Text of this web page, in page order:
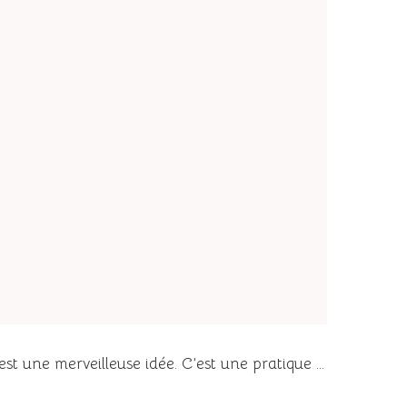
une merveilleuse idée. C’est une pratique …